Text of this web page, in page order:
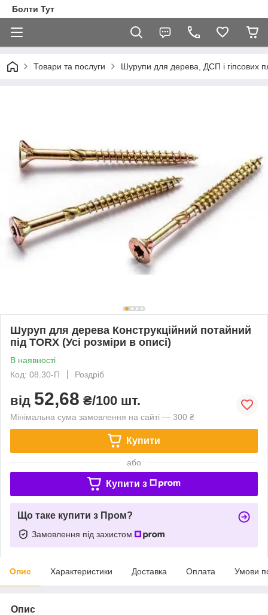
Болти Тут
Товари та послуги Шурупи для дерева, ДСП і гіпсових
Шуруп для дерева Конструкційний потайний
під TORX (Усі розміри в описі)
В наявності
Код: 08.30-П
Роздріб
від 52,68 ₴/100 шт.
Мінімальна сума замовлення на сайті — 300 ₴
Купити
або
Купити з
Що таке купити з Пром?
Замовлення під захистом
Опис Характеристики Доставка Оплата Умови
Опис